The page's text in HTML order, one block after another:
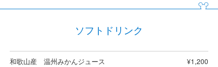
ソフトドリンク
和歌山産 温州みかんジュース ¥1,200